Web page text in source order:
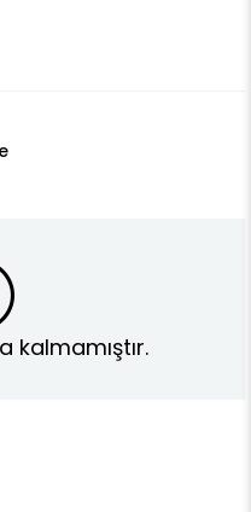
kalmamıştır.